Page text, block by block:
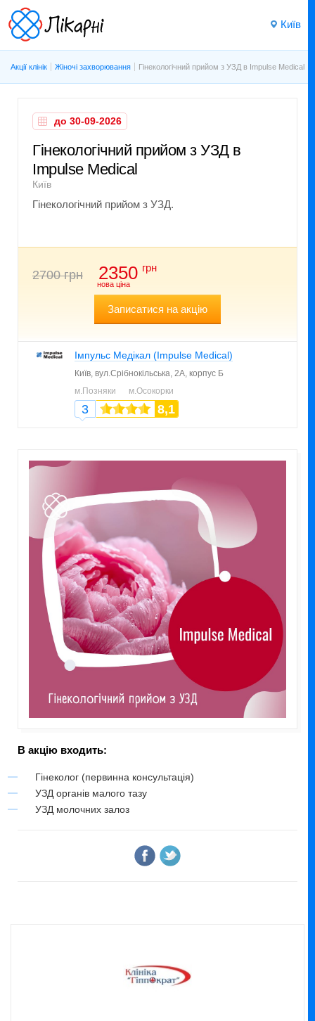
Київ
Акції клінік Жіночі захворювання Гінекологічний прийом з УЗД в Impulse Medical
до 30-09-2026
Гінекологічний прийом з УЗД в
Impulse Medical
Київ
Гінекологічний прийом з УЗД.
2700 грн
нова ціна
2350 грн
Записатися на акцію
Імпульс Медікал (Impulse Medical)
Київ, вул.Срібнокільська, 2А, корпус Б
м.Позняки
м.Осокорки
3 8,1
В акцію входить:
Гінеколог (первинна консультація)
УЗД органів малого тазу
УЗД молочних залоз